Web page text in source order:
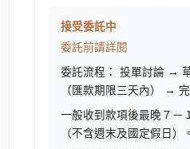
接受委託中
委託前請詳閱
委託流程： 投單討論 →
（ 匯款期限三天內） → 完
一般收到款項後最晚７－
（不含週末及國定假日）。